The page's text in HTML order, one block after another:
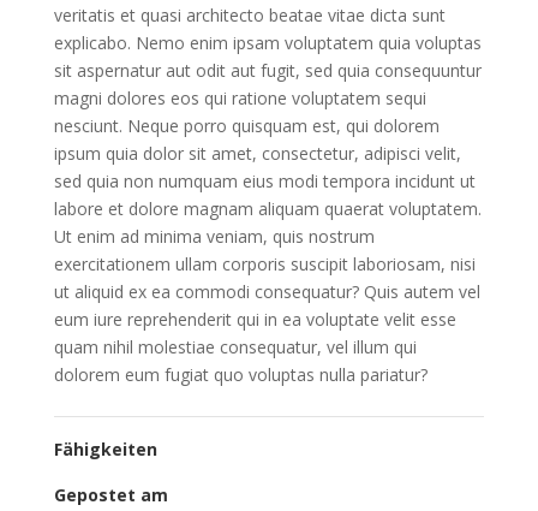
veritatis et quasi architecto beatae vitae dicta sunt
explicabo. Nemo enim ipsam voluptatem quia voluptas
sit aspernatur aut odit aut fugit, sed quia consequuntur
magni dolores eos qui ratione voluptatem sequi
nesciunt. Neque porro quisquam est, qui dolorem
ipsum quia dolor sit amet, consectetur, adipisci velit,
sed quia non numquam eius modi tempora incidunt ut
labore et dolore magnam aliquam quaerat voluptatem.
Ut enim ad minima veniam, quis nostrum
exercitationem ullam corporis suscipit laboriosam, nisi
ut aliquid ex ea commodi consequatur? Quis autem vel
eum iure reprehenderit qui in ea voluptate velit esse
quam nihil molestiae consequatur, vel illum qui
dolorem eum fugiat quo voluptas nulla pariatur?
Fähigkeiten
Gepostet am